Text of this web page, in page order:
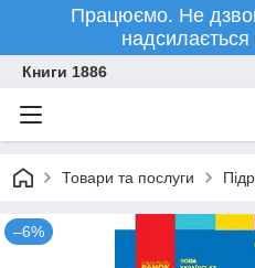
Працюємо. Не
Книги 1886
Товари та послуги
–6%